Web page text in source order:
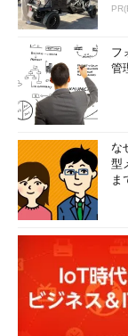
フ
管
な
型
ま